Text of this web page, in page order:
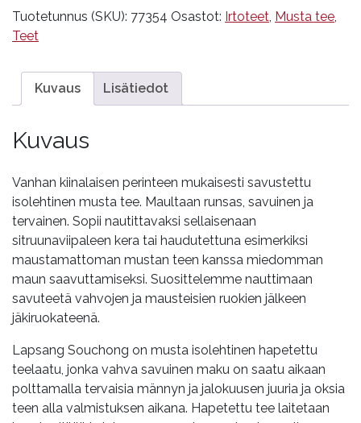
tee
määrä
Tuotetunnus (SKU): 77354 Osastot: Irtoteet Musta tee
Teet
Kuvaus Lisätiedot
Kuvaus
Vanhan kiinalaisen perinteen mukaisesti savustettu
isolehtinen musta tee. Maultaan runsas, savuinen ja
tervainen. Sopii nautittavaksi sellaisenaan
sitruunaviipaleen kera tai haudutettuna esimerkiksi
maustamattoman mustan teen kanssa miedomman
maun saavuttamiseksi. Suosittelemme nauttimaan
savuteetä vahvojen ja mausteisien ruokien jälkeen
jäkiruokateenä.
Lapsang Souchong on musta isolehtinen hapetettu
teelaatu, jonka vahva savuinen maku on saatu aikaan
polttamalla tervaisia männyn ja jalokuusen juuria ja oksia
teen alla valmistuksen aikana. Hapetettu tee laitetaan